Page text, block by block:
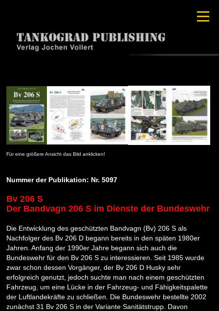
Für eine größere Ansicht das Bild anklicken!
Nummer der Publikation: Nr. 5097
Bv 206 S
Der Bandvagn 206 S im Dienste der Bundeswehr
Die Entwicklung des geschützten Bandvagn (Bv) 206 S als
Nachfolger des Bv 206 D begann bereits in den späten 1980er
Jahren. Anfang der 1990er Jahre begann sich auch die
Bundeswehr für den Bv 206 S zu interessieren. Seit 1985 wurde
zwar schon dessen Vorgänger, der Bv 206 D Husky sehr
erfolgreich genutzt, jedoch suchte man nach einem geschützten
Fahrzeug, um eine Lücke in der Fahrzeug- und Fähigkeitspalette
der Luftlandekräfte zu schließen. Die Bundeswehr bestellte 2002
zunächst 31 Bv 206 S in der Variante Sanitätstrupp. Davon